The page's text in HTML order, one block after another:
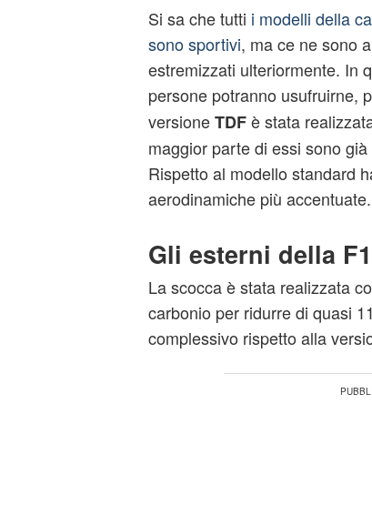
Si sa che tutti i modelli della
sono sportivi, ma ce ne sono
estremizzati ulteriormente. In
persone potranno usufruirne,
versioneTDFè stata
maggior parte di essi sono
Rispetto al modello standard
aerodinamiche più accentuate.
Gli esterni della
La scocca è stata realizzata
carbonio per ridurre di quasi
complessivo rispetto alla